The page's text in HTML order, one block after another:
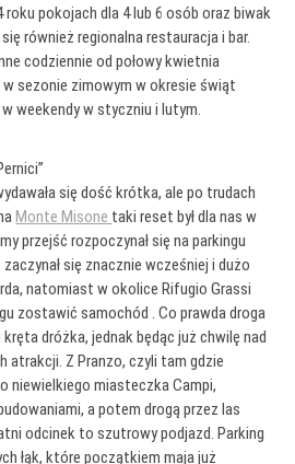
pokojach dla 4 lub 6 osób oraz biwak
również regionalna restauracja i bar.
codziennie od połowy kwietnia
w sezonie zimowym w okresie świąt
weekendy w styczniu i lutym.
się dość krótka, ale po trudach
Monte Misone taki reset był dla nas w
przejść rozpoczynał się na parkingu
się znacznie wcześniej i dużo
natomiast w okolice Rifugio Grassi
zostawić samochód . Co prawda droga
dróżka, jednak będąc już chwilę nad
atrakcji. Z Pranzo, czyli tam gdzie
niewielkiego miasteczka Campi,
a potem drogą przez las
odcinek to szutrowy podjazd. Parking
łąk, które początkiem maja już